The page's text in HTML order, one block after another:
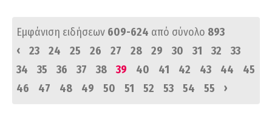
Εμφάνιση ειδήσεων 609-624 από σύνολο 893
‹
23 24 25 26 27 28 29 30 31 32
33
34
35 36 37 38 39 40 41 42 43 44
45
46
47 48 49 50 51 52 53 54 55 ›